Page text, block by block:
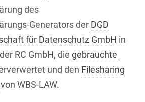
des
Generators der DGD
für Datenschutz GmbH in
RC GmbH, die gebrauchte
und den Filesharing
von WBS-LAW.